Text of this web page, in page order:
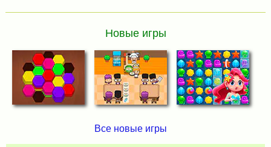
Новые игры
Все новые игры